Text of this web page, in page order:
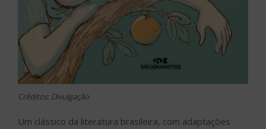
Créditos: Divulgação
Um clássico da literatura brasileira, com adaptações